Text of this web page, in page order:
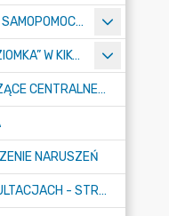
ŚRODOWISKOWY DOM SAMOPOMOCY "KONICZYNKA" W SUMINIE
KLUB DZIECIĘCY „POZIOMKA” W KIKOLE
INFORMACJE DOTYCZĄCE CENTRALNEGO PORTU KOMUNIKACYJNEGO
NARUSZEŃ
OGŁOSZENIE O KONSULTACJACH - STRATEGIA